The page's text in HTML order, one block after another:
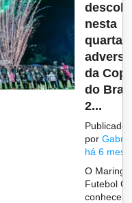
nesta
quarta
da
do
2...
Publicado
por
há 6
O Maringá
Futebol
conhecerá